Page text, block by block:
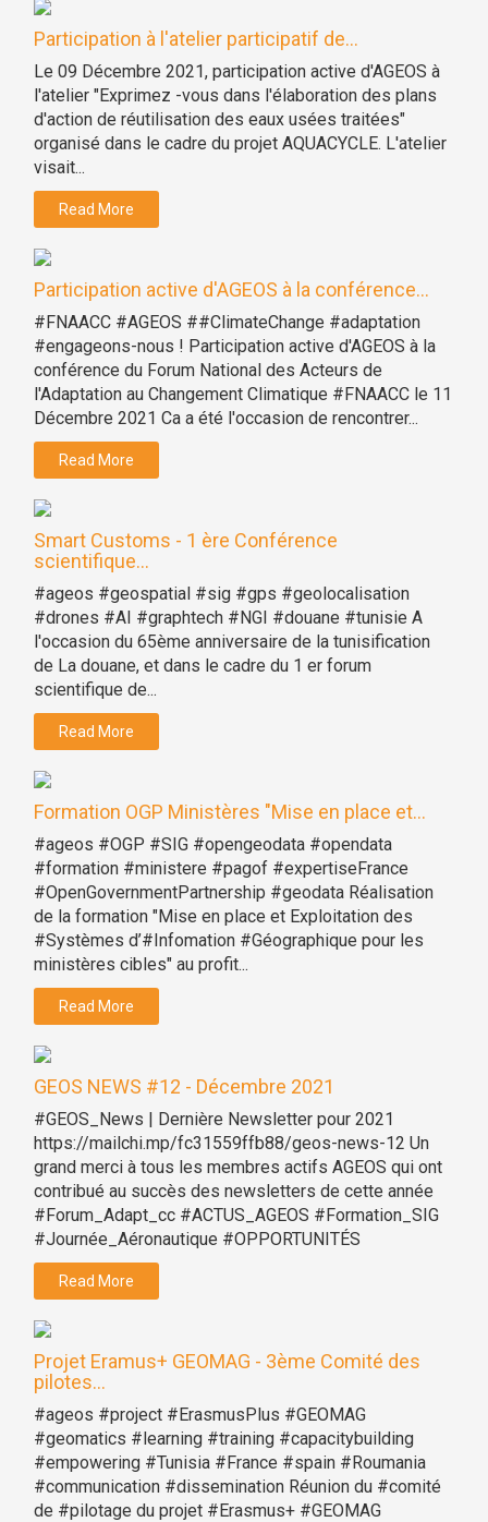
Participation à l'atelier participatif de...
Le 09 Décembre 2021, participation active d'AGEOS à
l'atelier "Exprimez -vous dans l'élaboration des plans
d'action de réutilisation des eaux usées traitées"
organisé dans le cadre du projet AQUACYCLE. L'atelier
visait...
Read More
Participation active d'AGEOS à la conférence...
#FNAACC #AGEOS ##ClimateChange #adaptation
#engageons-nous ! Participation active d'AGEOS à la
conférence du Forum National des Acteurs de
l'Adaptation au Changement Climatique #FNAACC le 11
Décembre 2021 Ca a été l'occasion de rencontrer...
Read More
Smart Customs - 1 ère Conférence
scientifique...
#ageos #geospatial #sig #gps #geolocalisation
#drones #AI #graphtech #NGI #douane #tunisie A
l'occasion du 65ème anniversaire de la tunisification
de La douane, et dans le cadre du 1 er forum
scientifique de...
Read More
Formation OGP Ministères "Mise en place et...
#ageos #OGP #SIG #opengeodata #opendata
#formation #ministere #pagof #expertiseFrance
#OpenGovernmentPartnership #geodata Réalisation
de la formation "Mise en place et Exploitation des
#Systèmes d’#Infomation #Géographique pour les
ministères cibles" au profit...
Read More
GEOS NEWS #12 - Décembre 2021
#GEOS_News | Dernière Newsletter pour 2021
https://mailchi.mp/fc31559ffb88/geos-news-12 Un
grand merci à tous les membres actifs AGEOS qui ont
contribué au succès des newsletters de cette année
#Forum_Adapt_cc #ACTUS_AGEOS #Formation_SIG
#Journée_Aéronautique #OPPORTUNITÉS
Read More
Projet Eramus+ GEOMAG - 3ème Comité des
pilotes...
#ageos #project #ErasmusPlus #GEOMAG
#geomatics #learning #training #capacitybuilding
#empowering #Tunisia #France #spain #Roumania
#communication #dissemination Réunion du #comité
de #pilotage du projet #Erasmus+ #GEOMAG